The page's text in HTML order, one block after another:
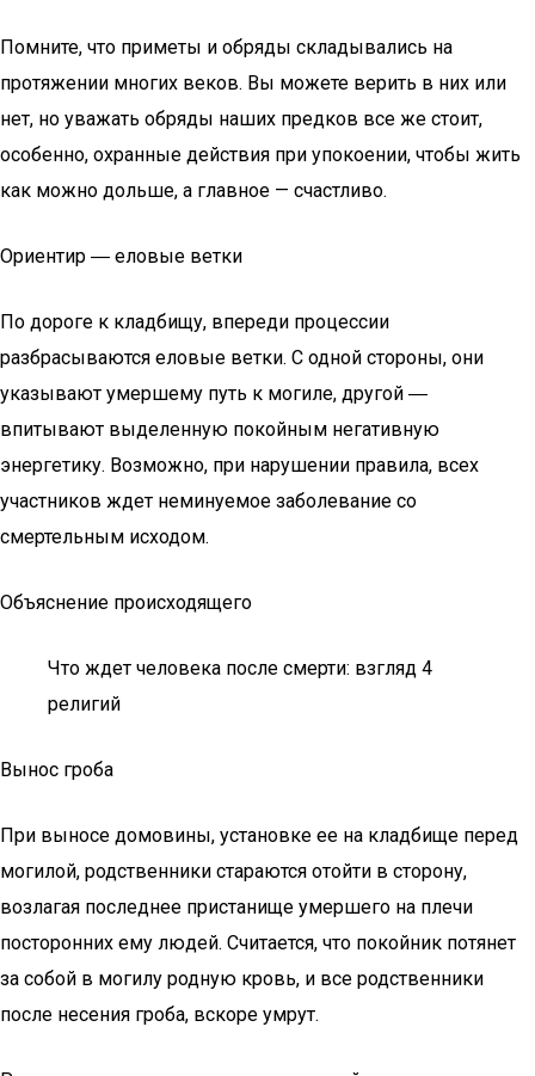
Помните, что приметы и обряды складывались на
протяжении многих веков. Вы можете верить в них или
нет, но уважать обряды наших предков все же стоит,
особенно, охранные действия при упокоении, чтобы жить
как можно дольше, а главное — счастливо.
Ориентир ― еловые ветки
По дороге к кладбищу, впереди процессии
разбрасываются еловые ветки. С одной стороны, они
указывают умершему путь к могиле, другой ―
впитывают выделенную покойным негативную
энергетику. Возможно, при нарушении правила, всех
участников ждет неминуемое заболевание со
смертельным исходом.
Объяснение происходящего
Что ждет человека после смерти: взгляд 4
религий
Вынос гроба
При выносе домовины, установке ее на кладбище перед
могилой, родственники стараются отойти в сторону,
возлагая последнее пристанище умершего на плечи
посторонних ему людей. Считается, что покойник потянет
за собой в могилу родную кровь, и все родственники
после несения гроба, вскоре умрут.